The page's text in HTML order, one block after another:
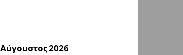
Αύγουστος 2026